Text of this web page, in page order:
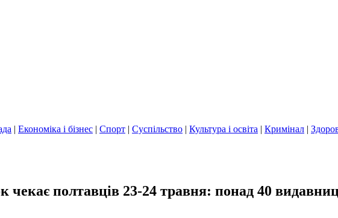
| Економіка і бізнес | Спорт | Суспільство | Культура і освіта | Кримінал |
полтавців 23-24 травня: понад 40